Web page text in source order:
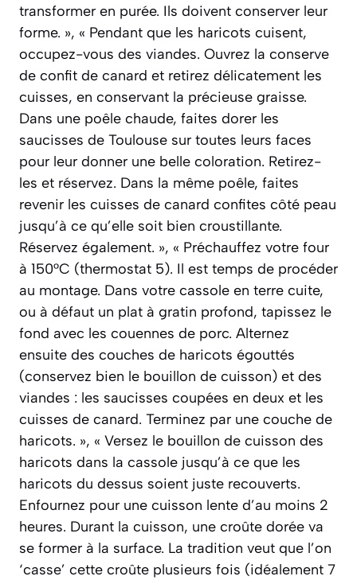
transformer en purée. Ils doivent conserver leur
forme. », « Pendant que les haricots cuisent,
occupez-vous des viandes. Ouvrez la conserve
de confit de canard et retirez délicatement les
cuisses, en conservant la précieuse graisse.
Dans une poêle chaude, faites dorer les
saucisses de Toulouse sur toutes leurs faces
pour leur donner une belle coloration. Retirez-
les et réservez. Dans la même poêle, faites
revenir les cuisses de canard confites côté peau
jusqu’à ce qu’elle soit bien croustillante.
Réservez également. », « Préchauffez votre four
à 150°C (thermostat 5). Il est temps de procéder
au montage. Dans votre cassole en terre cuite,
ou à défaut un plat à gratin profond, tapissez le
fond avec les couennes de porc. Alternez
ensuite des couches de haricots égouttés
(conservez bien le bouillon de cuisson) et des
viandes : les saucisses coupées en deux et les
cuisses de canard. Terminez par une couche de
haricots. », « Versez le bouillon de cuisson des
haricots dans la cassole jusqu’à ce que les
haricots du dessus soient juste recouverts.
Enfournez pour une cuisson lente d’au moins 2
heures. Durant la cuisson, une croûte dorée va
se former à la surface. La tradition veut que l’on
‘casse’ cette croûte plusieurs fois (idéalement 7